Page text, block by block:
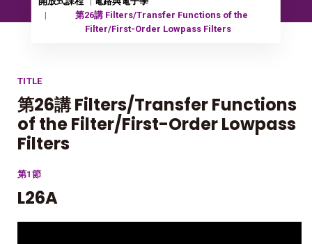
第26講 Filters/Transfer Functions of the
Filter/First-Order Lowpass Filters
TITLE
第26講 Filters/Transfer Functions
of the Filter/First-Order Lowpass
Filters
第1節
L26A